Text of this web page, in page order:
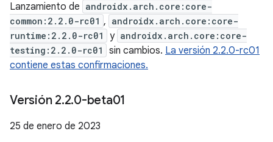
Lanzamiento de androidx.arch.core:core-
common:2.2.0-rc01 , androidx.arch.core:core-
runtime:2.2.0-rc01
y androidx.arch.core:core-
testing:2.2.0-rc01
sin cambios. La versión 2.2.0-rc01
contiene estas confirmaciones.
Versión 2.2.0-beta01
25 de enero de 2023